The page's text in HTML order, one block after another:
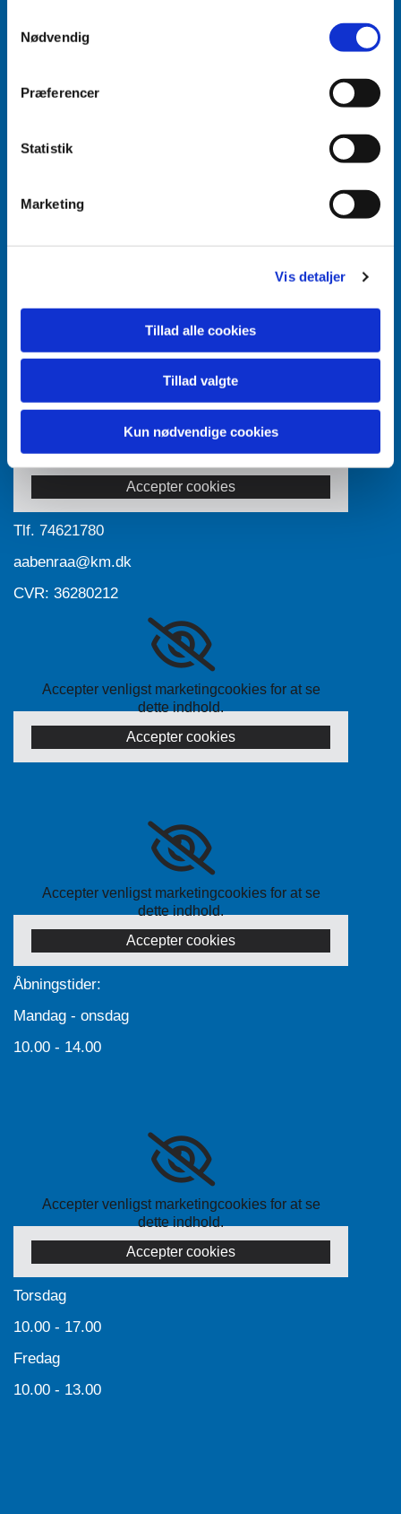
Nødvendig
Præferencer
Statistik
Marketing
Vis detaljer
Tillad alle cookies
Tillad valgte
Kun nødvendige cookies
Accepter venligst marketingcookies for at se
dette indhold.
Accepter cookies
Tlf. 74621780
aabenraa@km.dk
CVR: 36280212
Accepter venligst marketingcookies for at se
dette indhold.
Accepter cookies
Accepter venligst marketingcookies for at se
dette indhold.
Accepter cookies
Åbningstider:
Mandag - onsdag
10.00 - 14.00
Accepter venligst marketingcookies for at se
dette indhold.
Accepter cookies
Torsdag
10.00 - 17.00
Fredag
10.00 - 13.00